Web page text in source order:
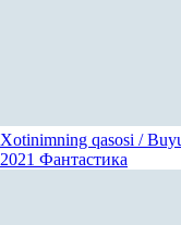
Xotinimning qasosi /
2021 Фантастика